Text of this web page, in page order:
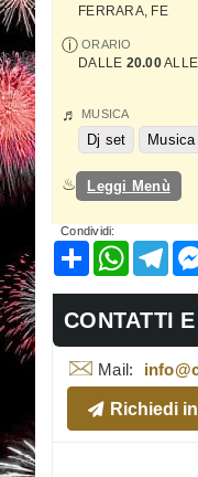
FERRARA, FE
ORARIO
DALLE 20.00
MUSICA
Dj set
Leggi Menù
Condividi:
Condividi
CONTATTI
Mail:
Richiedi